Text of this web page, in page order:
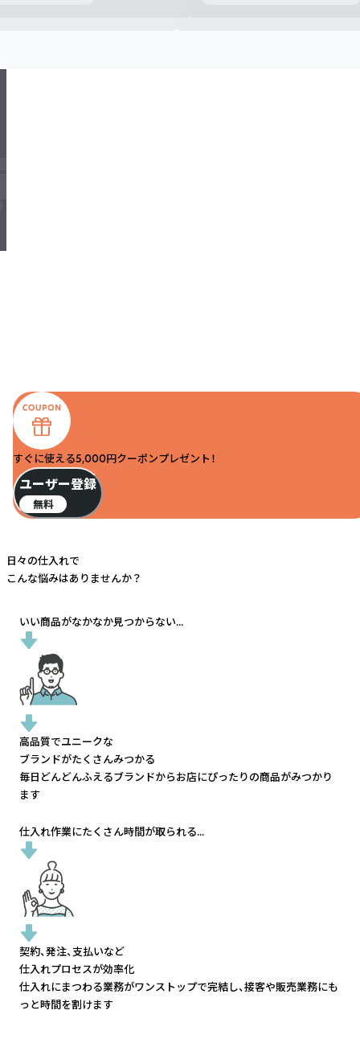
すぐに使える5,000円クーポンプレゼント！
ユーザー登録
無料
日々の仕入れで
こんな悩みはありませんか？
いい商品がなかなか見つからない...
高品質でユニークな
ブランドがたくさんみつかる
毎日どんどんふえるブランドからお店にぴったりの商品がみつかり
ます
仕入れ作業にたくさん時間が取られる...
契約、発注、支払いなど
仕入れプロセスが効率化
仕入れにまつわる業務がワンストップで完結し、接客や販売業務にも
っと時間を割けます